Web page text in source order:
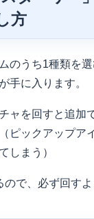
方
のうち1種類を
手に入ります。
ャを回すと追加
ピックアップア
しまう）
で、必ず回すよ